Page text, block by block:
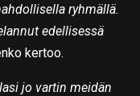
ryhmällä.
edellisessä
kertoo.
jo vartin meidän